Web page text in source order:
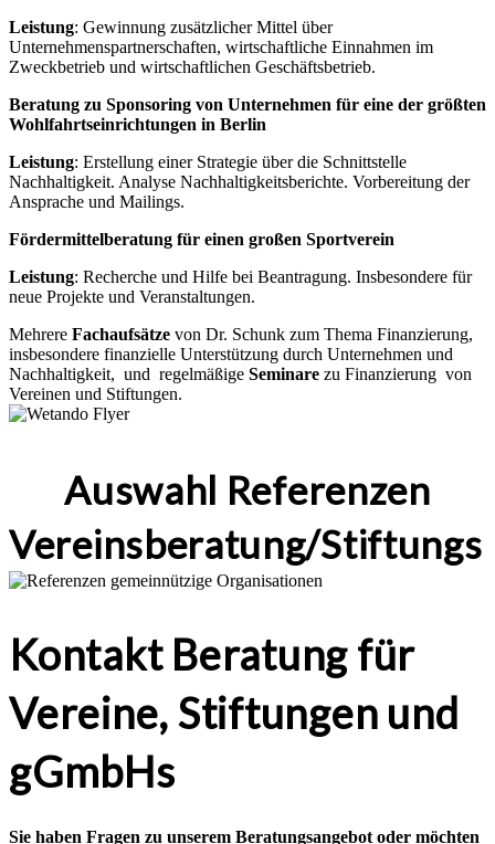
Leistung: Gewinnung zusätzlicher Mittel über
Unternehmenspartnerschaften, wirtschaftliche Einnahmen im
Zweckbetrieb und wirtschaftlichen Geschäftsbetrieb.
Beratung zu Sponsoring von Unternehmen für eine der größten
Wohlfahrtseinrichtungen in Berlin
Leistung: Erstellung einer Strategie über die Schnittstelle
Nachhaltigkeit. Analyse Nachhaltigkeitsberichte. Vorbereitung der
Ansprache und Mailings.
Fördermittelberatung für einen großen Sportverein
Leistung: Recherche und Hilfe bei Beantragung. Insbesondere für
neue Projekte und Veranstaltungen.
Mehrere Fachaufsätze von Dr. Schunk zum Thema Finanzierung,
insbesondere finanzielle Unterstützung durch Unternehmen und
Nachhaltigkeit, und regelmäßige Seminare zu Finanzierung von
Vereinen und Stiftungen.
Auswahl Referenzen
Vereinsberatung/
Kontakt Beratung für
Vereine, Stiftungen und
gGmbHs
Sie haben Fragen zu unserem Beratungsangebot oder möchten